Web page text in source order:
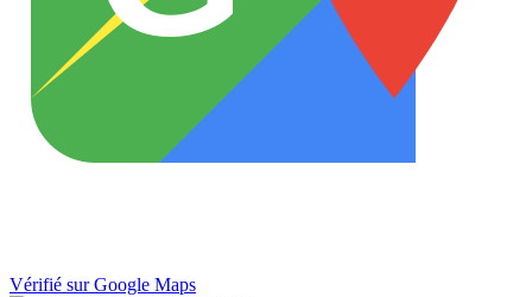
Vérifié sur Google Maps